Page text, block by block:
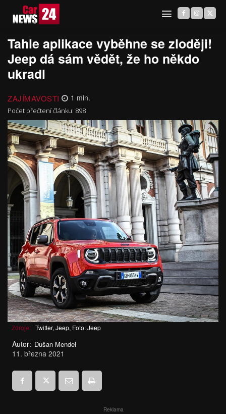
Tahle aplikace vyběhne se zloději!
Jeep dá sám vědět, že ho někdo
ukradl
ZAJÍMAVOSTI 1 min.
Počet přečtení článku: 898
Zdroje: Twitter, Jeep, Foto: Jeep
Autor: Dušan Mendel
11. března 2021
Reklama